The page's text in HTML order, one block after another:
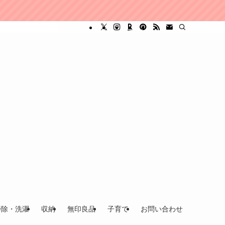
・洗濯 収納 無印良品 子育て お問い合わせ